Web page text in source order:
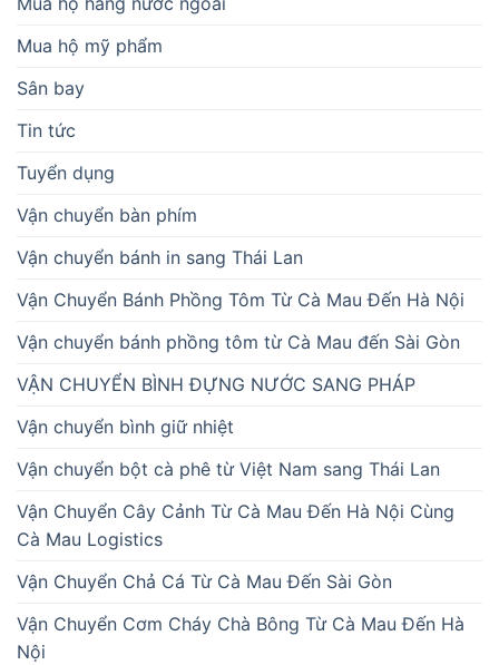
Mua hộ mỹ phẩm
Sân bay
Tin tức
Tuyển dụng
Vận chuyển bàn phím
Vận chuyển bánh in sang Thái Lan
Vận Chuyển Bánh Phồng Tôm Từ Cà Mau Đến Hà Nội
Vận chuyển bánh phồng tôm từ Cà Mau đến Sài Gòn
VẬN CHUYỂN BÌNH ĐỰNG NƯỚC SANG PHÁP
Vận chuyển bình giữ nhiệt
Vận chuyển bột cà phê từ Việt Nam sang Thái Lan
Vận Chuyển Cây Cảnh Từ Cà Mau Đến Hà Nội Cùng
Cà Mau Logistics
Vận Chuyển Chả Cá Từ Cà Mau Đến Sài Gòn
Vận Chuyển Cơm Cháy Chà Bông Từ Cà Mau Đến Hà
Nội